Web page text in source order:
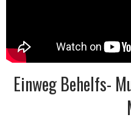
Einweg Behelfs-